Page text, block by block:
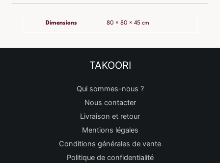
Dimensions 80 × 80 × 45 cm
TAKOORI
Qui sommes-nous ?
Nous contacter
Livraison et retour
Mentions légales
Conditions générales de vente
Politique de confidentialité